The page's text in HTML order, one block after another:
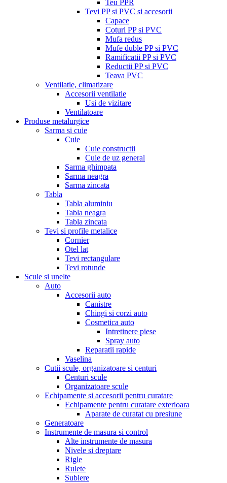
Teu PPR
Tevi PP si PVC si accesorii
Capace
Coturi PP si PVC
Mufa redus
Mufe duble PP si PVC
Ramificatii PP si PVC
Reductii PP si PVC
Teava PVC
Ventilatie, climatizare
Accesorii ventilatie
Usi de vizitare
Ventilatoare
Produse metalurgice
Sarma si cuie
Cuie
Cuie constructii
Cuie de uz general
Sarma ghimpata
Sarma neagra
Sarma zincata
Tabla
Tabla aluminiu
Tabla neagra
Tabla zincata
Tevi si profile metalice
Cornier
Otel lat
Tevi rectangulare
Tevi rotunde
Scule si unelte
Auto
Accesorii auto
Canistre
Chingi si corzi auto
Cosmetica auto
Intretinere piese
Spray auto
Reparatii rapide
Vaselina
Cutii scule, organizatoare si centuri
Centuri scule
Organizatoare scule
Echipamente si accesorii pentru curatare
Echipamente pentru curatare exterioara
Aparate de curatat cu presiune
Generatoare
Instrumente de masura si control
Alte instrumente de masura
Nivele si dreptare
Rigle
Rulete
Sublere